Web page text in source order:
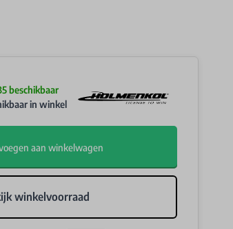
beschikbaar
in winkel
aan winkelwagen
winkelvoorraad